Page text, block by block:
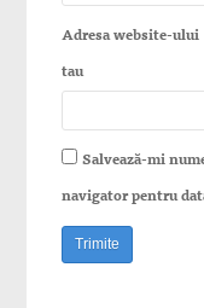
Adresa website-ului
tau
Salvează-mi
navigator pentru